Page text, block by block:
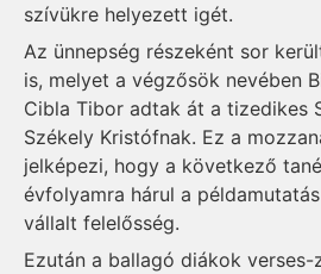
szívükre helyezett igét.
Az ünnepség részeként sor
is, melyet a végzősök nevében
Cibla Tibor adtak át a tizedikes
Székely Kristófnak. Ez a
jelképezi, hogy a következő
évfolyamra hárul a
vállalt felelősség.
Ezután a ballagó diákok verses-